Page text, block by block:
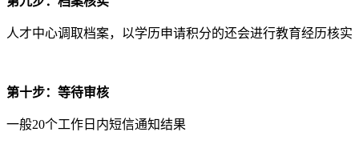
人才中心调取档案，以学历申请积分的还会进行教育经历核实
第十步：等待审核
一般20个工作日内短信通知结果